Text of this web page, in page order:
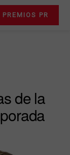
PREMIOS PR
de la